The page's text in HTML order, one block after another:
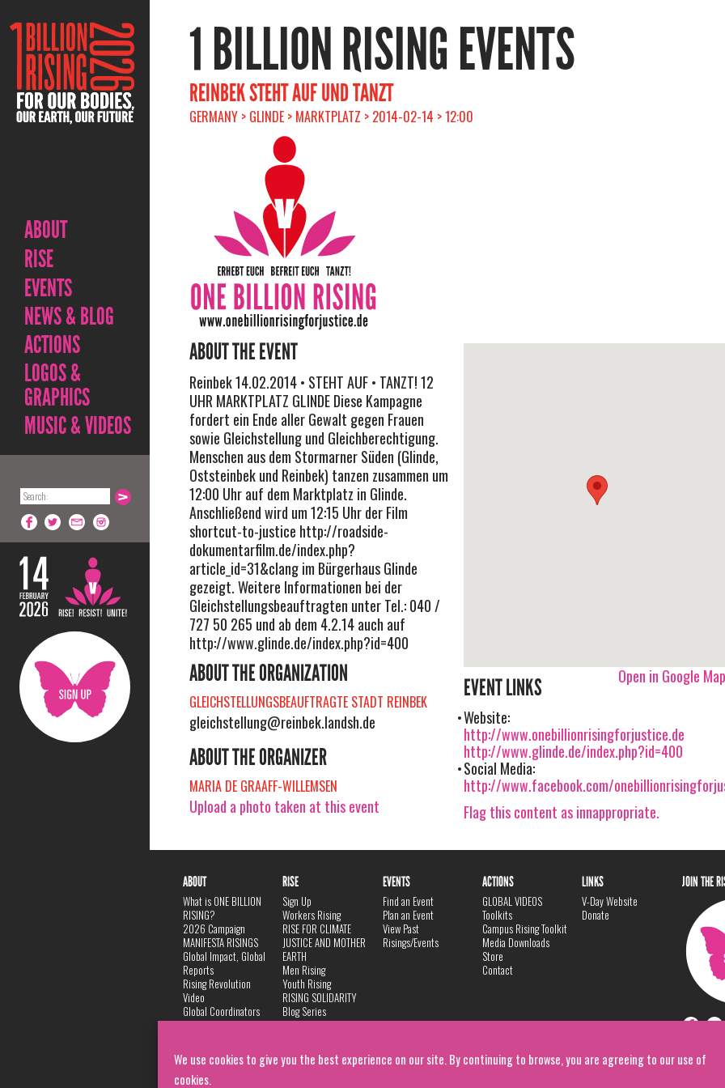
We use cookies to give you the best experience on our site. By continuing to browse, you are agreeing to our use of
cookies.
ABOUT
RISE
EVENTS
NEWS & BLOG
ACTIONS
LOGOS &
GRAPHICS
MUSIC & VIDEOS
1 BILLION RISING EVENTS
REINBEK STEHT AUF UND TANZT
GERMANY > GLINDE > MARKTPLATZ > 2014-02-14 > 12:00
ABOUT THE EVENT
Reinbek 14.02.2014 • STEHT AUF • TANZT! 12
UHR MARKTPLATZ GLINDE Diese Kampagne
fordert ein Ende aller Gewalt gegen Frauen
sowie Gleichstellung und Gleichberechtigung.
Menschen aus dem Stormarner Süden (Glinde,
Oststeinbek und Reinbek) tanzen zusammen um
12:00 Uhr auf dem Marktplatz in Glinde.
Anschließend wird um 12:15 Uhr der Film
shortcut-to-justice http://roadside-
dokumentarfilm.de/index.php?
article_id=31&clang im Bürgerhaus Glinde
gezeigt. Weitere Informationen bei der
Gleichstellungsbeauftragten unter Tel.: 040 /
727 50 265 und ab dem 4.2.14 auch auf
http://www.glinde.de/index.php?id=400
ABOUT THE ORGANIZATION
GLEICHSTELLUNGSBEAUFTRAGTE STADT REINBEK
gleichstellung@reinbek.landsh.de
ABOUT THE ORGANIZER
MARIA DE GRAAFF-WILLEMSEN
Upload a photo taken at this event
Open in Google
EVENT LINKS
Website:
http://www.onebillionrisingforjustice.de
http://www.glinde.de/index.php?id=400
Social Media:
http://www.facebook.com/
Flag this content as innappropriate.
ABOUT
What is ONE BILLION
RISING?
2026 Campaign
MANIFESTA RISINGS
Global Impact, Global
Reports
Rising Revolution
Video
Global Coordinators
DANCE
Privacy Policy
RISE
Sign Up
Workers Rising
RISE FOR CLIMATE
JUSTICE AND MOTHER
EARTH
Men Rising
Youth Rising
RISING SOLIDARITY
Blog Series
EVENTS
Find an Event
Plan an Event
View Past
Risings/Events
ACTIONS
GLOBAL VIDEOS
Toolkits
Campus Rising Toolkit
Media Downloads
Store
Contact
LINKS
V-Day Website
Donate
JOIN THE